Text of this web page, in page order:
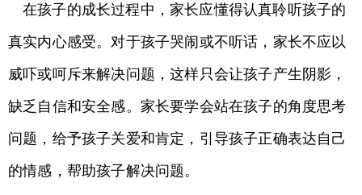
在孩子的成长过程中，家长应懂得认真聆听孩子的
真实内心感受。对于孩子哭闹或不听话，家长不应以
威吓或呵斥来解决问题，这样只会让孩子产生阴影，
缺乏自信和安全感。家长要学会站在孩子的角度思考
问题，给予孩子关爱和肯定，引导孩子正确表达自己
的情感，帮助孩子解决问题。